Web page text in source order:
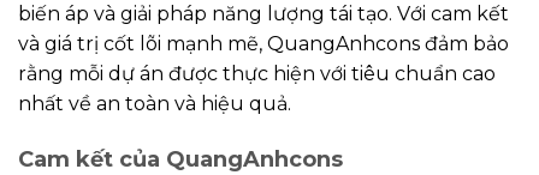
biến áp và giải pháp năng lượng tái tạo. Với cam kết
và giá trị cốt lõi mạnh mẽ, QuangAnhcons đảm bảo
rằng mỗi dự án được thực hiện với tiêu chuẩn cao
nhất về an toàn và hiệu quả.
Cam kết của QuangAnhcons